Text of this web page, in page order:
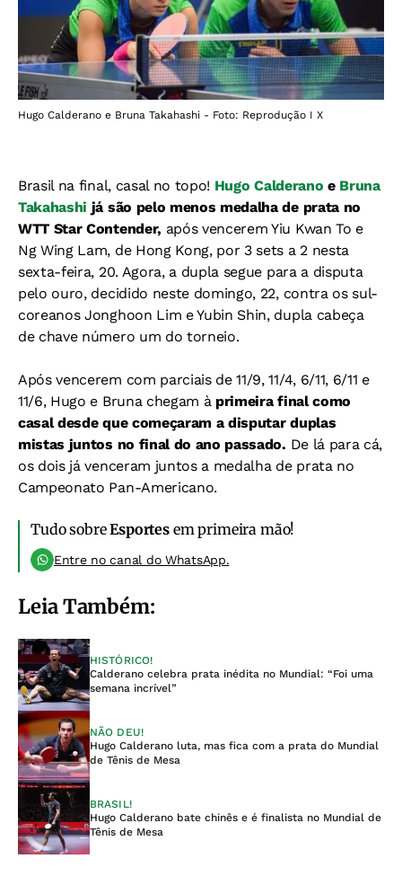
Hugo Calderano e Bruna Takahashi - Foto: Reprodução I X
Brasil na final, casal no topo! Hugo Calderano e Bruna
Takahashi já são pelo menos medalha de prata no
WTT Star Contender, após vencerem Yiu Kwan To e
Ng Wing Lam, de Hong Kong, por 3 sets a 2 nesta
sexta-feira, 20. Agora, a dupla segue para a disputa
pelo ouro, decidido neste domingo, 22, contra os sul-
coreanos Jonghoon Lim e Yubin Shin, dupla cabeça
de chave número um do torneio.
Após vencerem com parciais de 11/9, 11/4, 6/11, 6/11 e
11/6, Hugo e Bruna chegam à primeira final como
casal desde que começaram a disputar duplas
mistas juntos no final do ano passado. De lá para cá,
os dois já venceram juntos a medalha de prata no
Campeonato Pan-Americano.
Tudo sobreEsportesem primeira mão!
Entre no canal do WhatsApp.
Leia Também:
HISTÓRICO!
Calderano celebra prata inédita no Mundial: “Foi uma
semana incrível”
NÃO DEU!
Hugo Calderano luta, mas fica com a prata do Mundial
de Tênis de Mesa
BRASIL!
Hugo Calderano bate chinês e é finalista no Mundial de
Tênis de Mesa